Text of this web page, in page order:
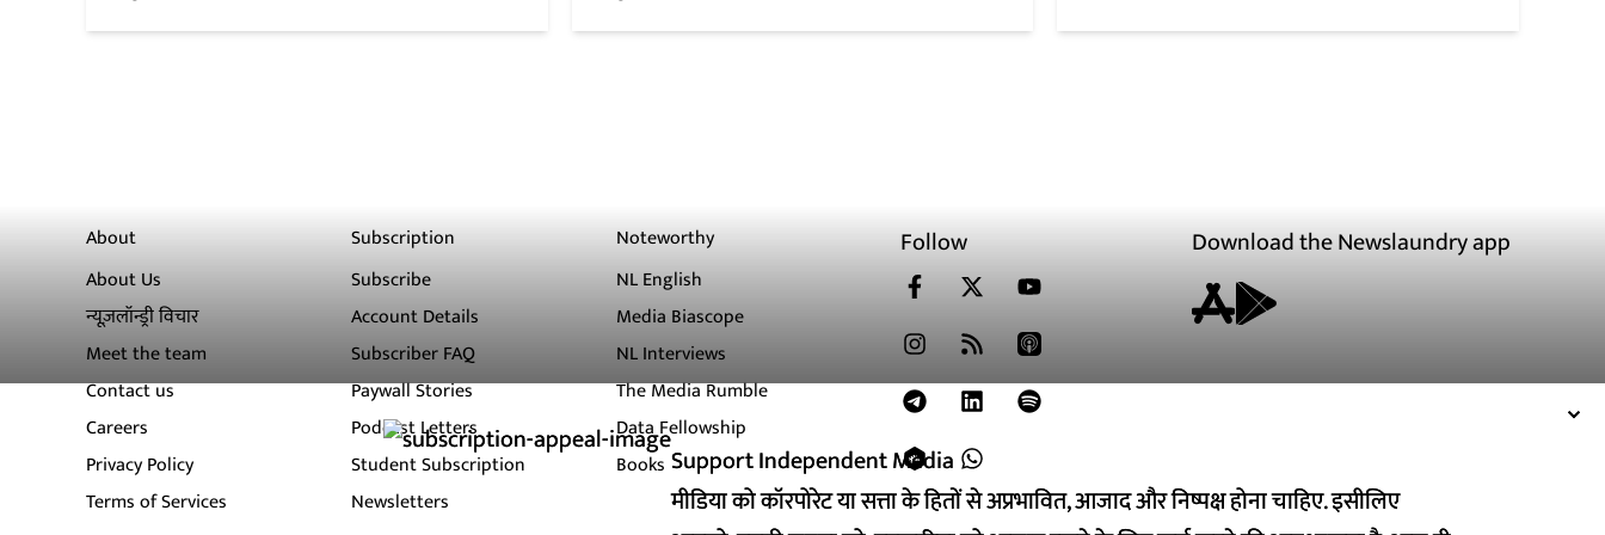
Support Independent Media
मीडिया को कॉरपोरेट या सत्ता के हितों से अप्रभावित, आजाद और निष्पक्ष होना चाहिए. इसीलिए
Support Independent Media
मीडिया को कॉरपोरेट या सत्ता के हितों से अप्रभावित, आजाद और निष्पक्ष होना चाहिए. इसीलिए
About
About Us
न्यूज़लॉन्ड्री विचार
Meet the team
Contact us
Careers
Privacy Policy
Terms of Services
Subscription
Subscribe
Account Details
Subscriber FAQ
Paywall Stories
Podcast Letters
Student Subscription
Newsletters
Noteworthy
NL English
Media Biascope
NL Interviews
The Media Rumble
Data Fellowship
Books
Follow Download the Newslaundry app